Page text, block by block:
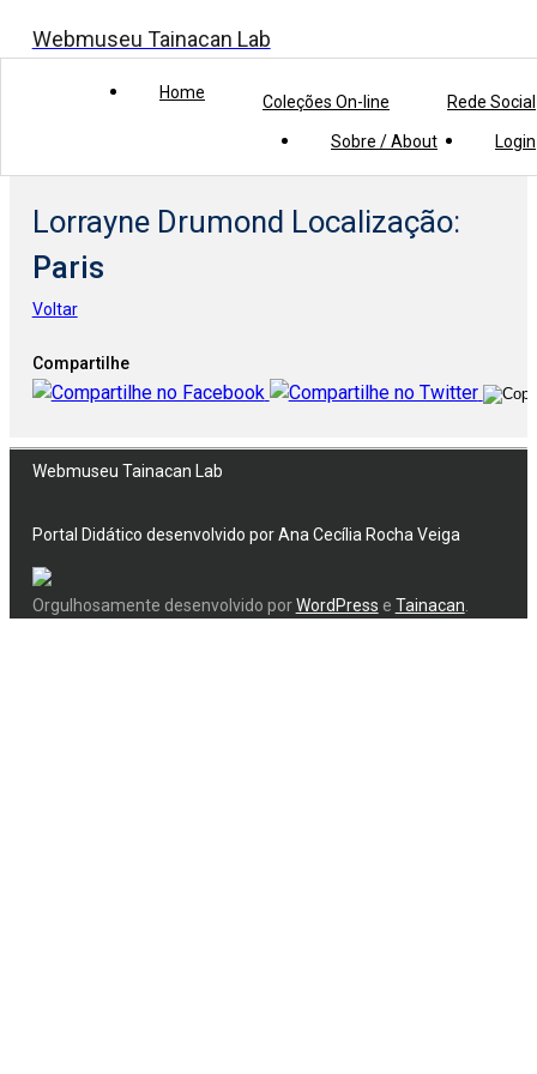
Webmuseu Tainacan Lab
Home Coleções On-line Rede Social
Sobre / About Login
> Lorrayne Drumond Localização >Paris
Lorrayne Drumond Localização:
Paris
Voltar
Compartilhe
Webmuseu Tainacan Lab
Portal Didático desenvolvido por Ana Cecília Rocha Veiga
Orgulhosamente desenvolvido porWordPress e Tainacan